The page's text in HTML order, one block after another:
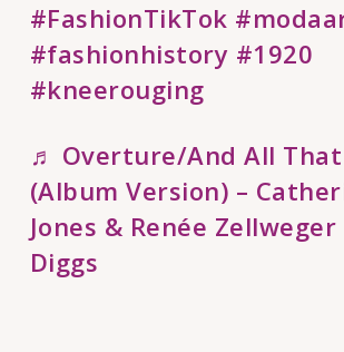
#FashionTikTok
#fashionhistory #1920
#kneerouging
♬ Overture/And All That
(Album Version) –
Jones & Renée Zellweger
Diggs